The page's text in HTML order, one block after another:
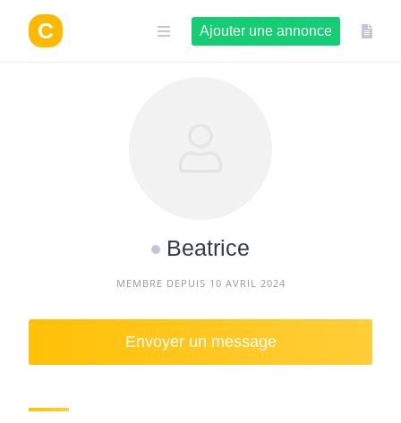
contenu
Ajouter une annonce
Beatrice
MEMBRE DEPUIS 10 AVRIL 2024
Envoyer un message